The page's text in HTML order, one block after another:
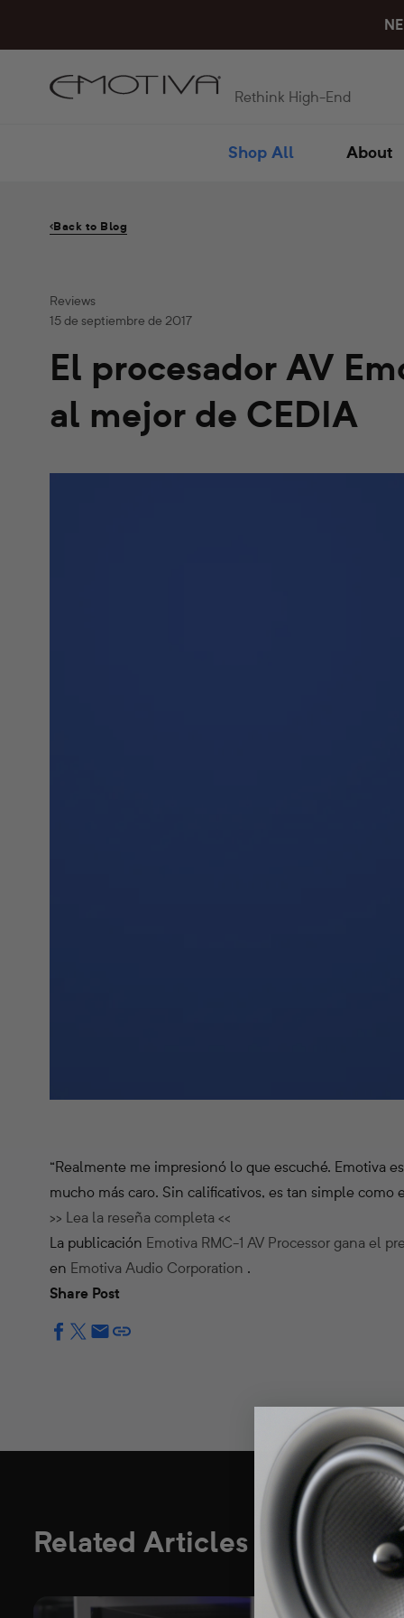
al
Rethink High-End
Shop All About
Back to Blog
Reviews
15 de septiembre de 2017
El procesador AV
al mejor de CEDIA
“Realmente me impresionó lo que escuché. Emotiva
mucho más caro. Sin calificativos, es tan simple como
>> Lea la reseña completa <<
La publicación Emotiva RMC-1 AV Processor gana el
en Emotiva Audio Corporation .
Share Post
Related Articles